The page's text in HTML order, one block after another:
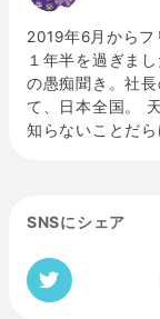
2019年6月から
１年半を過ぎま
の愚痴聞き。社
て、日本全国。
知らないことだら
SNSにシェア